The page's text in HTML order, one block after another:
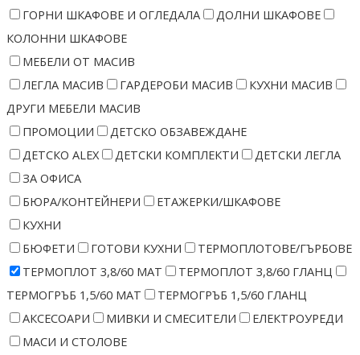
ГОРНИ ШКАФОВЕ И ОГЛЕДАЛА
ДОЛНИ ШКАФОВЕ
КОЛОННИ ШКАФОВЕ
МЕБЕЛИ ОТ МАСИВ
ЛЕГЛА МАСИВ
ГАРДЕРОБИ МАСИВ
КУХНИ МАСИВ
ДРУГИ МЕБЕЛИ МАСИВ
ПРОМОЦИИ
ДЕТСКО ОБЗАВЕЖДАНЕ
ДЕТСКО ALEX
ДЕТСКИ КОМПЛЕКТИ
ДЕТСКИ ЛЕГЛА
ЗА ОФИСА
БЮРА/КОНТЕЙНЕРИ
ЕТАЖЕРКИ/ШКАФОВЕ
КУХНИ
БЮФЕТИ
ГОТОВИ КУХНИ
ТЕРМОПЛОТОВЕ/ГЪРБОВЕ
ТЕРМОПЛОТ 3,8/60 МАТ
ТЕРМОПЛОТ 3,8/60 ГЛАНЦ
ТЕРМОГРЪБ 1,5/60 МАТ
ТЕРМОГРЪБ 1,5/60 ГЛАНЦ
АКСЕСОАРИ
МИВКИ И СМЕСИТЕЛИ
ЕЛЕКТРОУРЕДИ
МАСИ И СТОЛОВЕ